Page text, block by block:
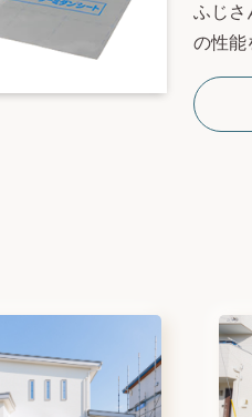
ふじさ
の性能